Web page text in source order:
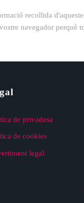
recollida
navegador perquè
de privadesa
de cookies
legal